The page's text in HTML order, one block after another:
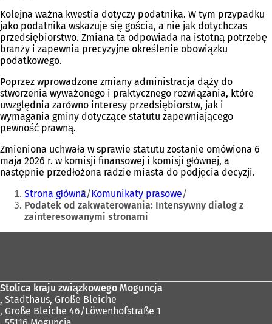
Kolejna ważna kwestia dotyczy podatnika. W tym przypadku
jako podatnika wskazuje się gościa, a nie jak dotychczas
przedsiębiorstwo. Zmiana ta odpowiada na istotną potrzebę
branży i zapewnia precyzyjne określenie obowiązku
podatkowego.
Poprzez wprowadzone zmiany administracja dąży do
stworzenia wyważonego i praktycznego rozwiązania, które
uwzględnia zarówno interesy przedsiębiorstw, jak i
wymagania gminy dotyczące statutu zapewniającego
pewność prawną.
Zmieniona uchwała w sprawie statutu zostanie omówiona 6
maja 2026 r. w komisji finansowej i komisji głównej, a
następnie przedłożona radzie miasta do podjęcia decyzji.
Jesteś
tutaj:
Strona główna Komunikaty prasowe
Podatek od zakwaterowania: Intensywny dialog z
zainteresowanymi stronami
Stolica kraju związkowego Moguncja
, Stadthaus, Große Bleiche
, Große Bleiche 46/Löwenhofstraße 1